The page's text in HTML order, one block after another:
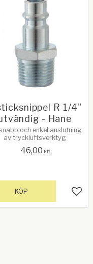
R 1/4"
- Hane
och enkel anslutning
av tryckluftsverktyg
46,00 KR
KÖP